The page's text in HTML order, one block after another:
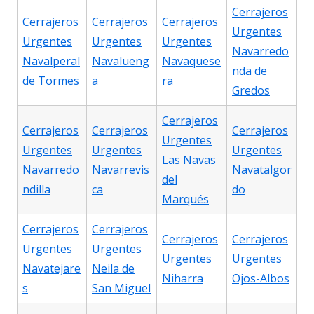
Cerrajeros
Urgentes
Navalperal
de Tormes
Cerrajeros
Urgentes
Navalueng
a
Cerrajeros
Urgentes
Navaquese
ra
Cerrajeros
Urgentes
Navarredo
nda de
Gredos
Cerrajeros
Urgentes
Navarredo
ndilla
Cerrajeros
Urgentes
Navarrevis
ca
Cerrajeros
Urgentes
Las Navas
del
Marqués
Cerrajeros
Urgentes
Navatalgor
do
Cerrajeros
Urgentes
Navatejare
s
Cerrajeros
Urgentes
Neila de
San Miguel
Cerrajeros
Urgentes
Niharra
Cerrajeros
Urgentes
Ojos-Albos